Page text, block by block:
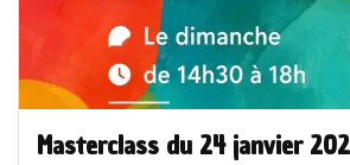
Masterclass du 24 janvier